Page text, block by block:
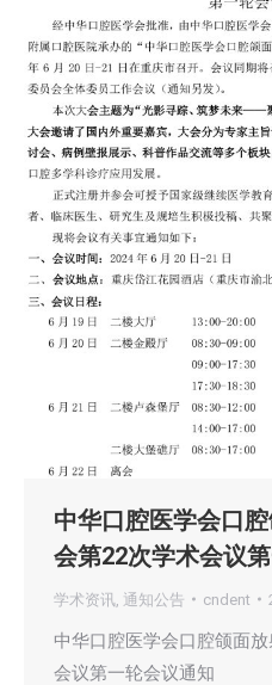
中华口腔医学会口
会第22次学术会议
学术资讯 通知公告 cndent
中华口腔医学会口腔颌面
会议第一轮会议通知